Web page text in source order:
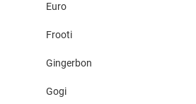
Euro
Frooti
Gingerbon
Gogi